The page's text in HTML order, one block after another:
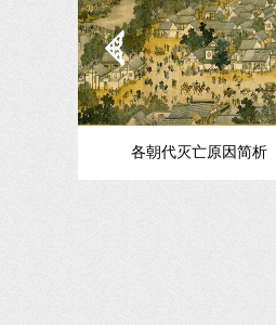
各朝代灭亡原因简析